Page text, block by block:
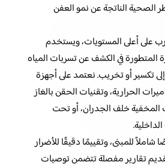
الصحية الناتجة عن نمو العفن
على أعلى المستويات، ويستخدم
المتطورة في الكشف عن تسربات المياه
تكسير أو تخريب. نعتمد على أجهزة
الحرارية، وتقنيات الحقن بالغاز
المخفية خلف الجدران، أو تحت
للمبنى، وتقييمًا دقيقًا للأضرار
تقارير مفصلة تتضمن توصيات